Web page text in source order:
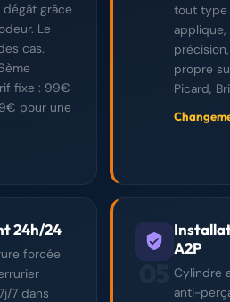
grâce
Le
cas.
fixe : 99€
pour une
tout type
applique,
propre
Picard,
24h/24
forcée
7 dans
A2P
Cylindre
anti-